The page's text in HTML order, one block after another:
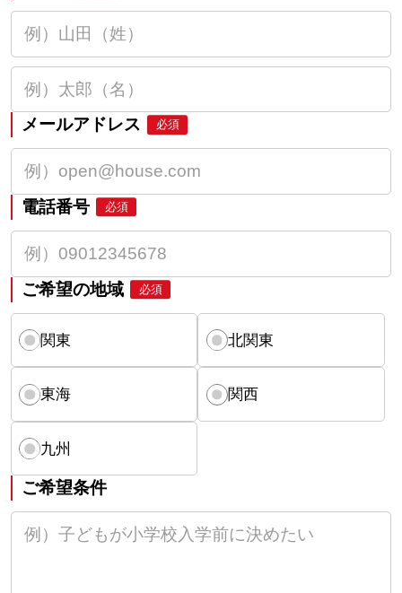
メールアドレス 必須
電話番号 必須
ご希望の地域 必須
関東 北関東
東海 関西
九州
ご希望条件